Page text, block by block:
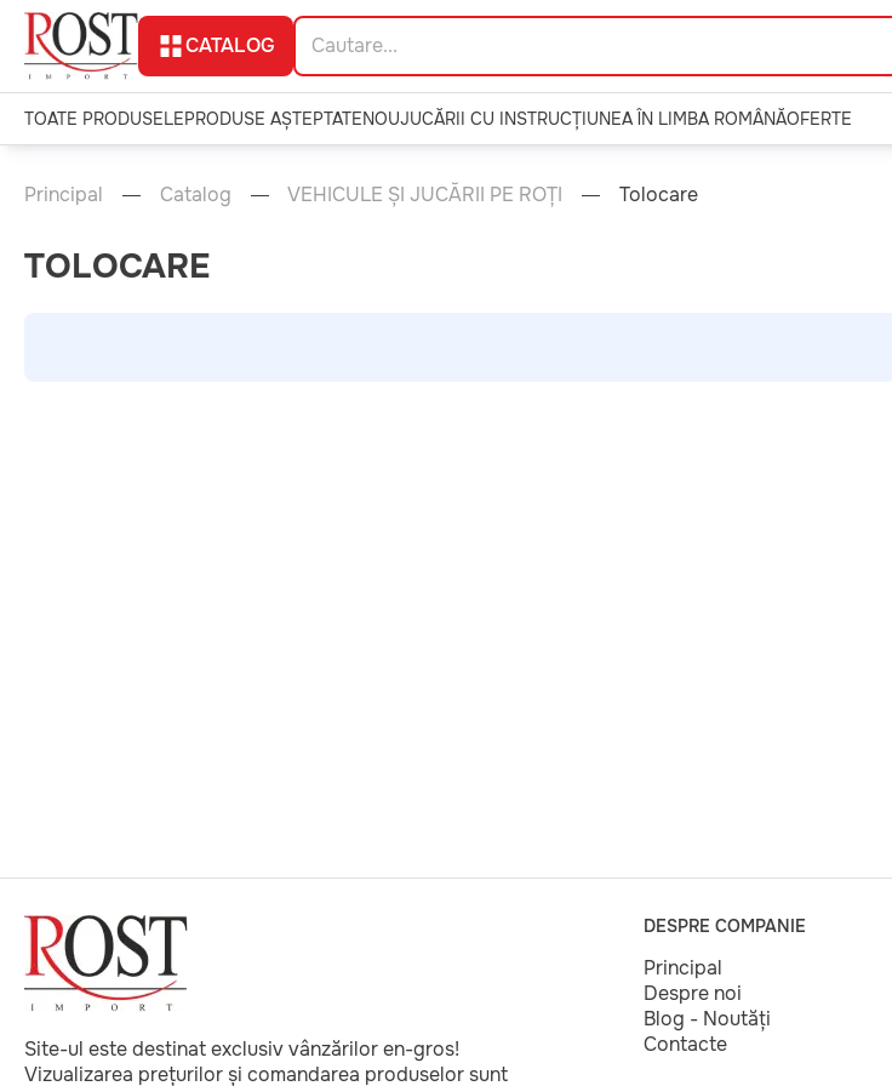
CATALOG
TOATE PRODUSELEPRODUSE AȘTEPTATENOUJUCĂRII CU INSTRUCȚIUNEA ÎN LIMBA ROMÂNĂOFERTE
Principal Catalog VEHICULE ȘI JUCĂRII PE ROȚI Tolocare
TOLOCARE
Site-ul este destinat exclusiv vânzărilor en-gros!
Vizualizarea prețurilor și comandarea produselor sunt
DESPRE COMPANIE
Principal
Despre noi
Blog - Noutăți
Contacte